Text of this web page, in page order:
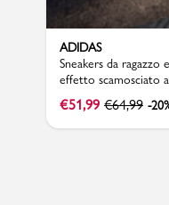
ADIDAS
Sneakers da ragazzo
effetto scamosciato
€51,99 €64,99 -